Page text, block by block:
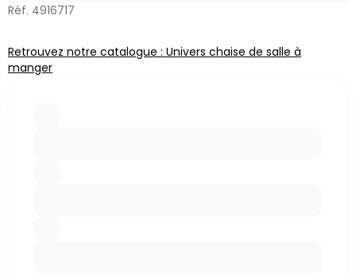
Réf. 4916717
Retrouvez notre catalogue : Univers chaise de salle à
manger